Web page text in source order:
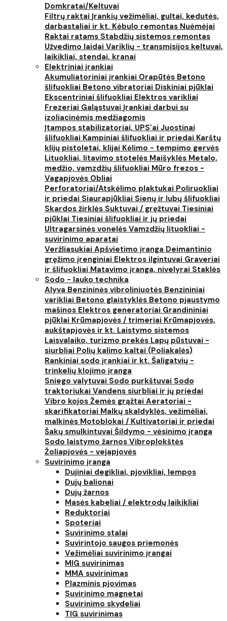
Domkratai/Keltuvai
Filtrų raktai Įrankių vežimėliai, gultai, kedutės,
darbastaliai ir kt. Kėbulo remontas Nuėmėjai
Raktai ratams Stabdžių sistemos remontas
Užvedimo laidai Variklių - transmisijos keltuvai,
laikikliai, stendai, kranai
Elektriniai įrankiai
Akumuliatoriniai įrankiai Orapūtės Betono
šlifuokliai Betono vibratoriai Diskiniai pjūklai
Ekscentriniai šlifuokliai Elektros varikliai
Frezeriai Galąstuvai Įrankiai darbui su
izoliacinėmis medžiagomis
Įtampos stabilizatoriai, UPS`ai Juostinai
šlifuokliai Kampiniai šlifuokliai ir priedai Karštų
klijų pistoletai, klijai Kėlimo - tempimo gervės
Lituokliai, litavimo stotelės Maišyklės Metalo,
medžio, vamzdžių šlifuokliai Mūro frezos -
Vagapjovės Obliai
Perforatoriai/Atskėlimo plaktukai Poliruokliai
ir priedai Siaurapjūkliai Sienų ir lubų šlifuokliai
Skardos žirklės Suktuvai / gręžtuvai Tiesiniai
pjūklai Tiesiniai šlifuokliai ir jų priedai
Ultragarsinės vonelės Vamzdžių lituokliai -
suvirinimo aparatai
Veržliasukiai Apšvietimo įranga Deimantinio
gręžimo įrenginiai Elektros ilgintuvai Graveriai
ir šlifuokliai Matavimo įranga, nivelyrai Staklės
Sodo - lauko technika
Alyva Benzininės vibroliniuotės Benzininiai
varikliai Betono glaistyklės Betono pjaustymo
mašinos Elektros generatoriai Grandininiai
pjūklai Krūmapjovės / trimeriai Krūmapjovės,
aukštapjovės ir kt. Laistymo sistemos
Laisvalaiko, turizmo prekės Lapų pūstuvai -
siurbliai Polių kalimo kaltai (Poliakalės)
Rankiniai sodo įrankiai ir kt. Šaligatvių -
trinkelių klojimo įranga
Sniego valytuvai Sodo purkštuvai Sodo
traktoriukai Vandens siurbliai ir jų priedai
Vibro kojos Žemės grąžtai Aeratoriai -
skarifikatoriai Malkų skaldyklės, vežimėliai,
malkinės Motoblokai / Kultivatoriai ir priedai
Šakų smulkintuvai Šildymo - vėsinimo įranga
Sodo laistymo žarnos Vibroplokštės
Žoliapjovės - vejapjovės
Suvirinimo įranga
Dujiniai degikliai, pjovikliai, lempos
Dujų balionai
Dujų žarnos
Masės kabeliai / elektrodų laikikliai
Reduktoriai
Spoteriai
Suvirinimo stalai
Suvirintojo saugos priemonės
Vežimėliai suvirinimo įrangai
MIG suvirinimas
MMA suvirinimas
Plazminis pjovimas
Suvirinimo magnetai
Suvirinimo skydeliai
TIG suvirinimas